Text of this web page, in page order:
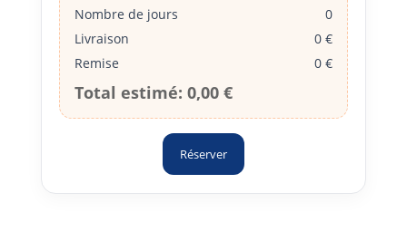
Nombre de jours
0
Livraison
0 €
Remise
0 €
Total estimé: 0,00 €
Réserver